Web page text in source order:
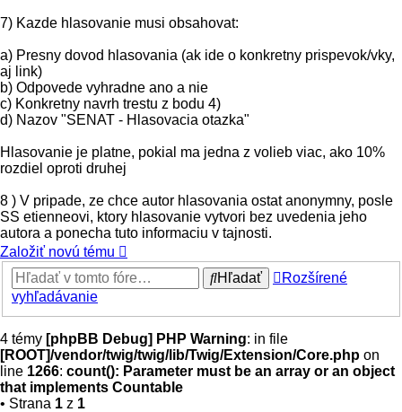
7) Kazde hlasovanie musi obsahovat:
a) Presny dovod hlasovania (ak ide o konkretny prispevok/vky,
aj link)
b) Odpovede vyhradne ano a nie
c) Konkretny navrh trestu z bodu 4)
d) Nazov "SENAT - Hlasovacia otazka"
Hlasovanie je platne, pokial ma jedna z volieb viac, ako 10%
rozdiel oproti druhej
8 ) V pripade, ze chce autor hlasovania ostat anonymny, posle
SS etienneovi, ktory hlasovanie vytvori bez uvedenia jeho
autora a ponecha tuto informaciu v tajnosti.
Založiť novú tému
Hľadať
Rozšírené
vyhľadávanie
4 témy [phpBB Debug] PHP Warning: in file
[ROOT]/vendor/twig/twig/lib/Twig/Extension/Core.php on
line 1266: count(): Parameter must be an array or an object
that implements Countable
• Strana 1 z 1